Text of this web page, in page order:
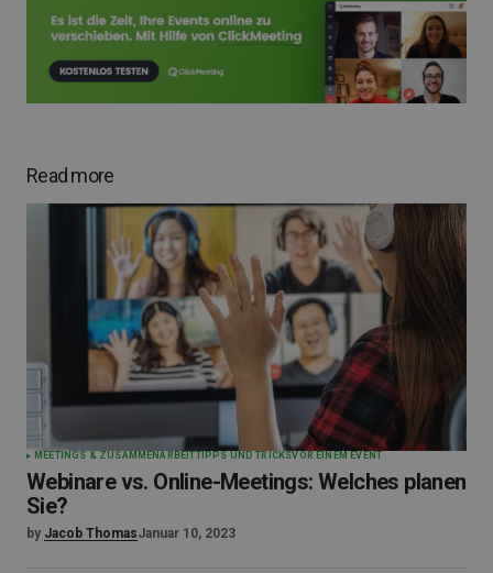
Read more
MEETINGS & ZUSAMMENARBEITTIPPS UND TRICKSVOR EINEM EVENT
Webinare vs. Online-Meetings: Welches planen
Sie?
by Jacob ThomasJanuar 10, 2023